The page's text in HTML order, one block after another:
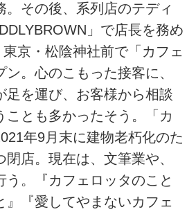
。その後、系列店のテディ
」で店長を務め
京・松陰神社前で「カフェ
ン。心のこもった接客に、
足を運び、お客様から相談
ことも多かったそう。「カ
年9月末に建物老朽化のた
店。現在は、文筆業や、
う。『カフェロッタのこと
』『愛してやまないカフェ